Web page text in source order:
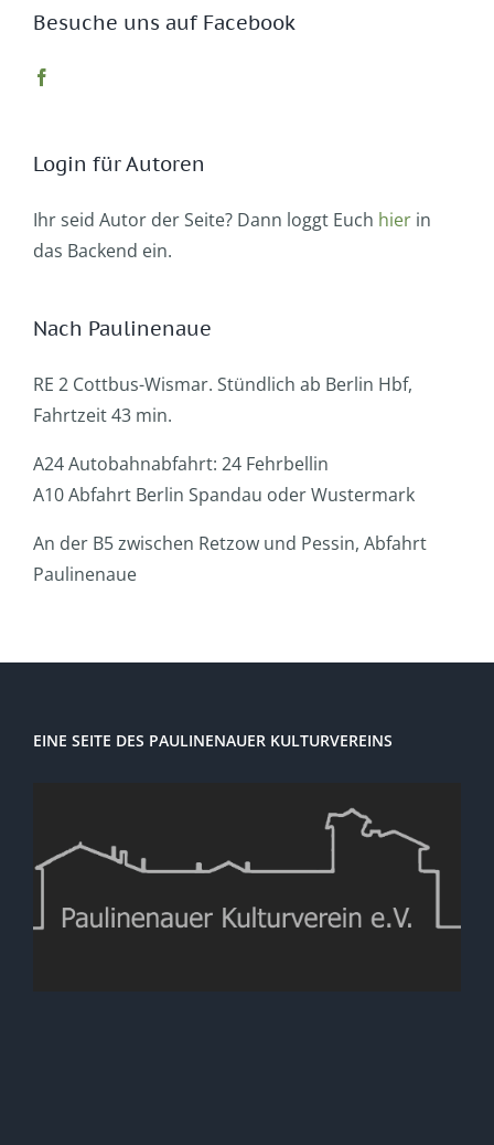
Besuche uns auf Facebook
Login für Autoren
Ihr seid Autor der Seite? Dann loggt Euch hier in
das Backend ein.
Nach Paulinenaue
RE 2 Cottbus-Wismar. Stündlich ab Berlin Hbf,
Fahrtzeit 43 min.
A24 Autobahnabfahrt: 24 Fehrbellin
A10 Abfahrt Berlin Spandau oder Wustermark
An der B5 zwischen Retzow und Pessin, Abfahrt
Paulinenaue
EINE SEITE DES PAULINENAUER KULTURVEREINS